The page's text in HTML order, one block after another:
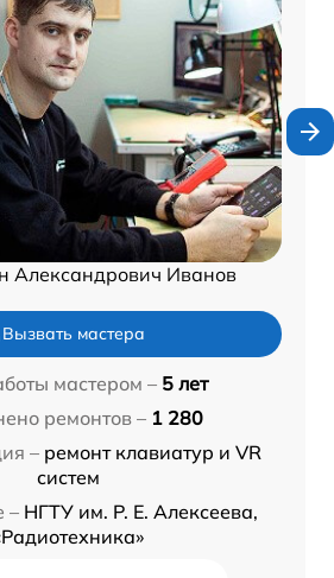
Александрович Иванов
Вызвать мастера
мастером – 5 лет
ремонтов – 1 280
– ремонт клавиатур и VR
систем
– НГТУ им. Р. Е. Алексеева,